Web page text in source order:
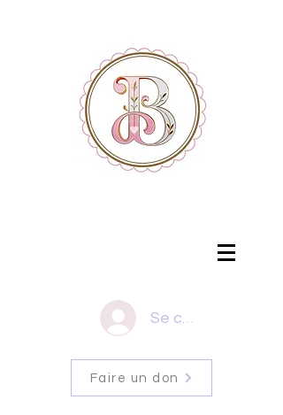
Se connecter
Faire un don